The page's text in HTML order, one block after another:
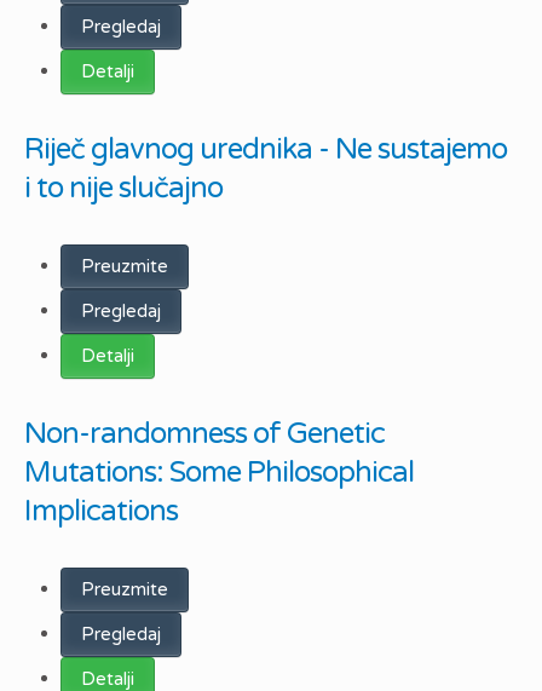
Pregledaj
Detalji
Riječ glavnog urednika - Ne sustajemo
i to nije slučajno
Preuzmite
Pregledaj
Detalji
Non-randomness of Genetic
Mutations: Some Philosophical
Implications
Preuzmite
Pregledaj
Detalji